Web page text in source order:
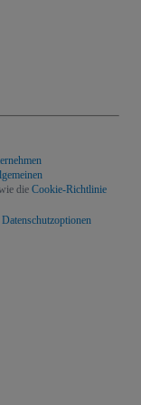
die Cookie-Richtlinie